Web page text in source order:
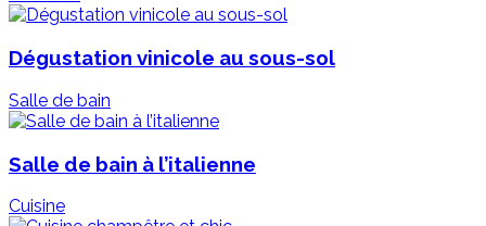
Dégustation vinicole au sous-sol
Salle de bain
Salle de bain à l’italienne
Cuisine